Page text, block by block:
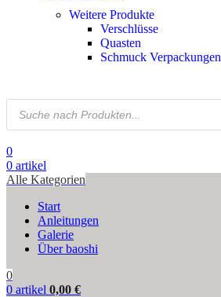
Weitere Produkte
Verschlüsse
Quasten
Schmuck Verpackungen
0
0 artikel
Alle Kategorien
Start
Anleitungen
Galerie
Über baoshi
0
0 artikel 0,00 €